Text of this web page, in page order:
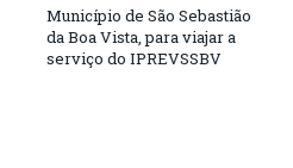
Município de São Sebastião
da Boa Vista, para viajar a
serviço do IPREVSSBV